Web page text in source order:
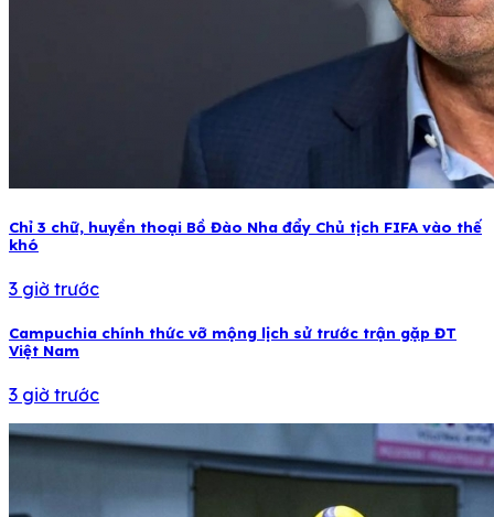
Chỉ 3 chữ, huyền thoại Bồ Đào Nha đẩy Chủ tịch FIFA vào thế
khó
3 giờ trước
Campuchia chính thức vỡ mộng lịch sử trước trận gặp ĐT
Việt Nam
3 giờ trước